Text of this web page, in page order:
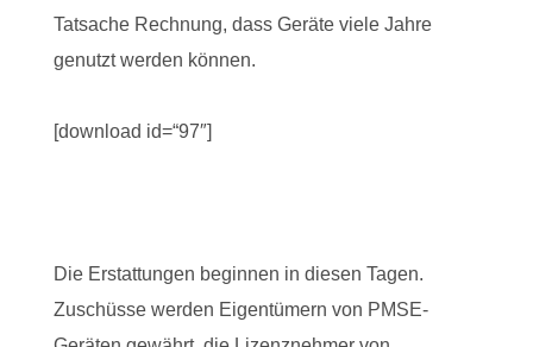
Tatsache Rechnung, dass Geräte viele Jahre
genutzt werden können.
[download id=“97″]
Die Erstattungen beginnen in diesen Tagen.
Zuschüsse werden Eigentümern von PMSE-